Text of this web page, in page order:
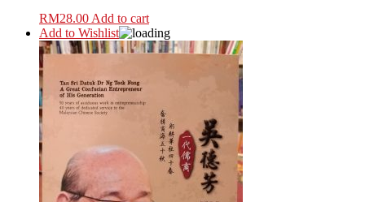
RM28.00 Add to cart
Add to Wishlist